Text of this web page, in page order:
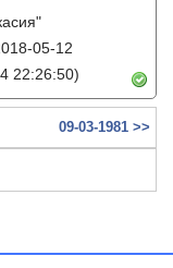
05-12
22:26:50)
09-03-1981 >>